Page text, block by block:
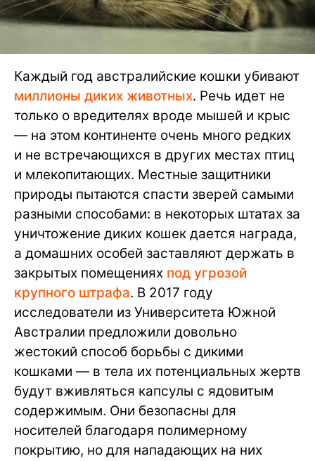
Каждый год австралийские кошки убивают
миллионы диких животных. Речь идет не
только о вредителях вроде мышей и крыс
— на этом континенте очень много редких
и не встречающихся в других местах птиц
и млекопитающих. Местные защитники
природы пытаются спасти зверей самыми
разными способами: в некоторых штатах за
уничтожение диких кошек дается награда,
а домашних особей заставляют держать в
закрытых помещениях под угрозой
крупного штрафа. В 2017 году
исследователи из Университета Южной
Австралии предложили довольно
жестокий способ борьбы с дикими
кошками — в тела их потенциальных жертв
будут вживляться капсулы с ядовитым
содержимым. Они безопасны для
носителей благодаря полимерному
покрытию, но для нападающих на них